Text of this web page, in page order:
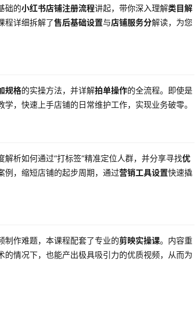
础的小红书店铺注册流程讲起，带你深入理解类目解
程详细拆解了售后基础设置与店铺服务分解读，为您
规格的实操方法，并详解拍单操作的全流程。即使是
，快速上手店铺的日常维护工作，实现业务破零。
析如何通过“打标签”精准定位人群，并分享寻找优
例，缩短店铺的起步周期，通过营销工具设置快速撬
制作难题，本课程配套了专业的剪映实操课。内容重
的情况下，也能产出极具吸引力的优质视频，从而为